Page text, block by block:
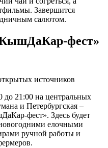
Завершится
салютом.
фест»
источников
до 21:00 на центральных
и Петербургская –
фест». Здесь будет
елочными
ручной работы и